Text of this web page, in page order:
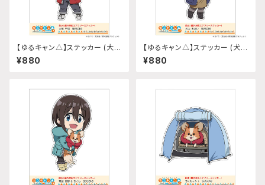
【ゆるキャン△】ステッカー (大垣
千明『SEASON3』)
¥880
【ゆるキャン△】ステッカー (犬山
あおい『SEASON3』)
¥880